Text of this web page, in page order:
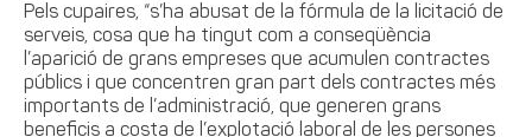
Pels cupaires, “s’ha abusat de la fórmula de la licitació de
serveis, cosa que ha tingut com a conseqüència
l’aparició de grans empreses que acumulen contractes
públics i que concentren gran part dels contractes més
importants de l’administració, que generen grans
beneficis a costa de l’explotació laboral de les persones